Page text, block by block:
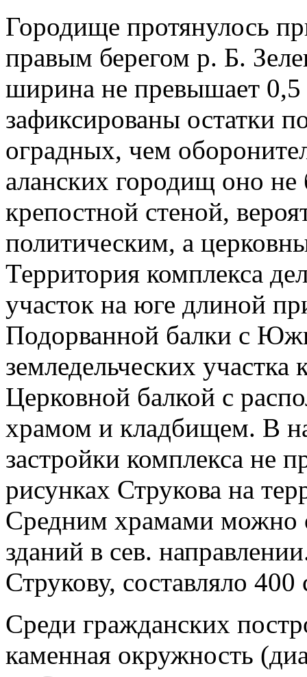
Городище протянулось
правым берегом р. Б.
ширина не превышает
зафиксированы остатки
оградных, чем
аланских городищ оно
крепостной стеной,
политическим, а
Территория комплекса
участок на юге длиной
Подорванной балки с
земледельческих участка
Церковной балкой с
храмом и кладбищем. В
застройки комплекса не
рисунках Струкова на
Средним храмами можно
зданий в сев.
Струкову, составляло 400
Среди гражданских
каменная окружность